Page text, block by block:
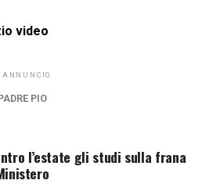
video
ANNUNCIO
PIO
l’estate gli studi sulla frana